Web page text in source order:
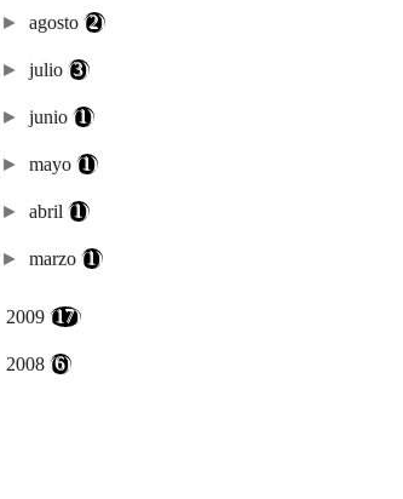
►agosto(2)
►julio(3)
►junio(1)
►mayo(1)
►abril(1)
►marzo(1)
2009 (17)
2008 (6)